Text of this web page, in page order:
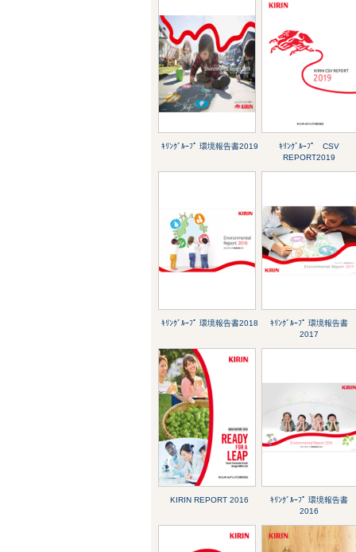
ｷﾘﾝｸﾞﾙｰﾌﾟ 環境報告書2019
ｷﾘﾝｸﾞﾙｰﾌﾟ CSV
REPORT2019
ｷﾘﾝｸﾞﾙｰﾌﾟ 環境報告書2018
ｷﾘﾝｸﾞﾙｰﾌﾟ 環境報告書
2017
KIRIN REPORT 2016
ｷﾘﾝｸﾞﾙｰﾌﾟ 環境報告書
2016